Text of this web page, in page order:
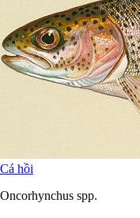
Cá hồi
Oncorhynchus spp.